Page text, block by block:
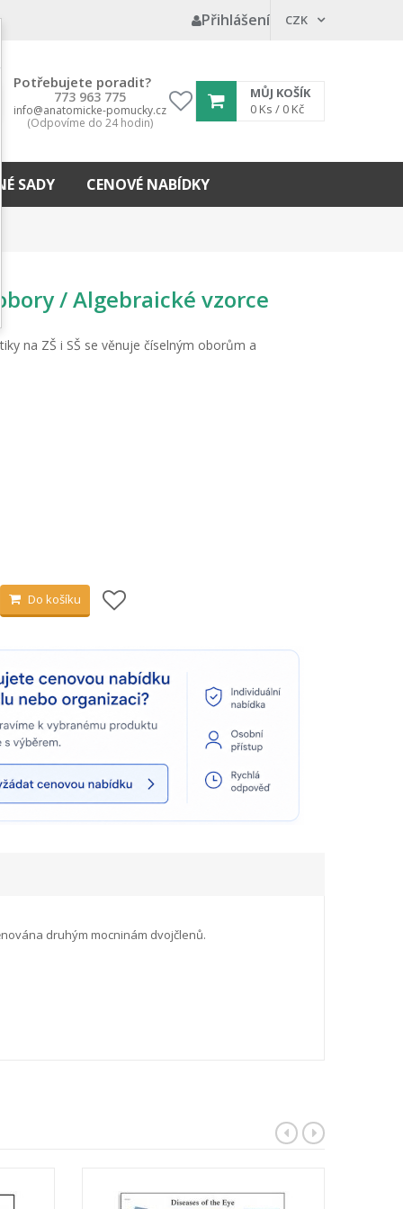
Přihlášení CZK
Potřebujete poradit?
773 963 775
info@anatomicke-pomucky.cz
(Odpovíme do 24 hodin)
My
wishlist
MŮJ KOŠÍK
0 Ks / 0 Kč
SADY CENOVÉ NABÍDKY
/ Algebraické vzorce
na ZŠ i SŠ se věnuje číselným oborům a
Do košíku
druhým mocninám dvojčlenů.